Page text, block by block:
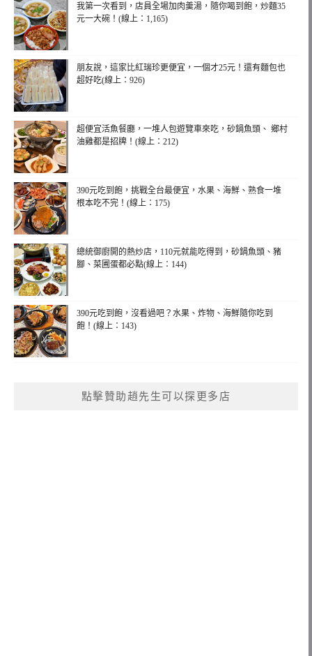
我第一次看到，店員全場加肉羹湯，隨你喝到飽，炒麵35
元一大碗！(線上：1,165)
朋友說，這家比紅瑞珍更便宜，一個才25元！還有麵包也
超好吃(線上：926)
超便宜活魚餐廳，一堆人包遊覽車來吃，砂鍋魚頭、 鄉村
油雞都是招牌！(線上：212)
390元吃到飽，挑戰全台最便宜，水果、海鮮、熟食一堆
根本吃不完！(線上：175)
總統御廚開的熱炒店，110元就能吃得到，砂鍋魚頭、豬
腳、菜圃蛋都必點(線上：144)
390元吃到飽，沒看過吧？水果、炸物、海鮮隨你吃到
飽！(線上：143)
點擊贊助趙先生可以探更多店